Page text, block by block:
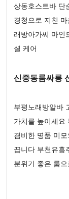
상동호스트바 단
경청으로 지친
래방아가씨 마인
셜 케어
신중동룸싸롱
부평노래방알바
가치를 높이세요
겸비한 명품 미
끕니다 부천유흥
분위기 좋은 룸